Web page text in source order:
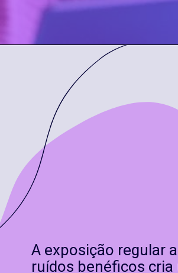
A exposição regular
ruídos benéficos cria